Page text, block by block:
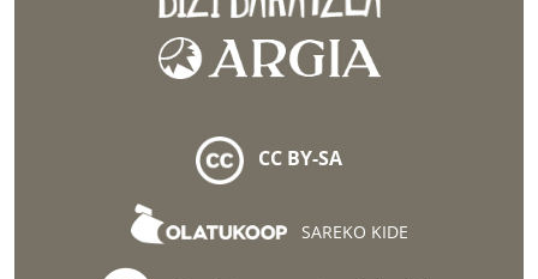
CC BY-SA
SAREKO KIDE